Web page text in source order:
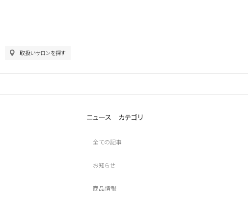
取扱いサロンを探す
ニュース カテゴリ
全ての記事
お知らせ
商品情報